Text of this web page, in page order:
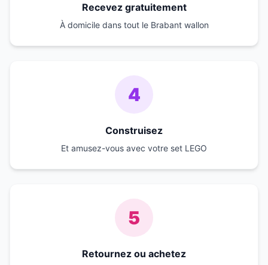
Recevez gratuitement
À domicile dans tout le Brabant wallon
4
Construisez
Et amusez-vous avec votre set LEGO
5
Retournez ou achetez